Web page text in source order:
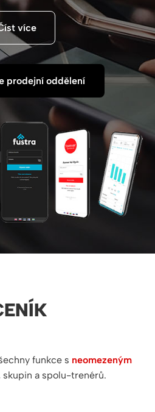
více
prodejní oddělení
funkce s neomezeným
a spolu-trenérů.